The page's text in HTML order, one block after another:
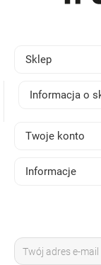
Sklep
Informacja o
Twoje konto
Informacje